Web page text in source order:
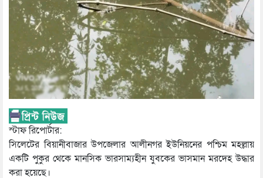
স্টাফ রিপোর্টার:
সিলেটের বিয়ানীবাজার উপজেলার আলীনগর ইউনিয়নের পশ্চিম মহল্লায়
একটি পুকুর থেকে মানসিক ভারসাম্যহীন যুবকের ভাসমান মরদেহ উদ্ধার
করা হয়েছে।